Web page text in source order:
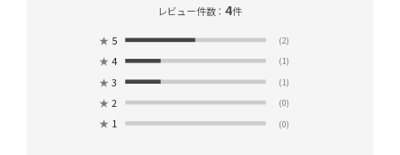
レビュー件数：4件
★ 5 (2)
★ 4 (1)
★ 3 (1)
★ 2 (0)
★ 1 (0)